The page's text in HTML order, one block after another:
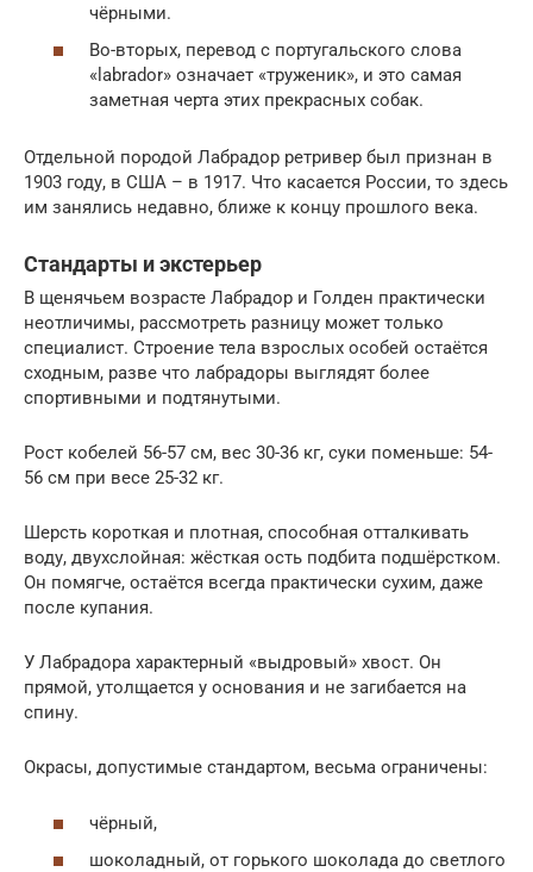
чёрными.
Во-вторых, перевод с португальского слова
«labrador» означает «труженик», и это самая
заметная черта этих прекрасных собак.
Отдельной породой Лабрадор ретривер был признан в
1903 году, в США – в 1917. Что касается России, то здесь
им занялись недавно, ближе к концу прошлого века.
Стандарты и экстерьер
В щенячьем возрасте Лабрадор и Голден практически
неотличимы, рассмотреть разницу может только
специалист. Строение тела взрослых особей остаётся
сходным, разве что лабрадоры выглядят более
спортивными и подтянутыми.
Рост кобелей 56-57 см, вес 30-36 кг, суки поменьше: 54-
56 см при весе 25-32 кг.
Шерсть короткая и плотная, способная отталкивать
воду, двухслойная: жёсткая ость подбита подшёрстком.
Он помягче, остаётся всегда практически сухим, даже
после купания.
У Лабрадора характерный «выдровый» хвост. Он
прямой, утолщается у основания и не загибается на
спину.
Окрасы, допустимые стандартом, весьма ограничены:
чёрный,
шоколадный, от горького шоколада до светлого